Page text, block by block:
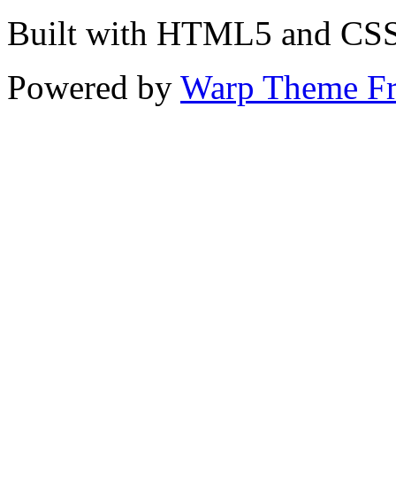
Built with HTML5 and
Powered by Warp Theme